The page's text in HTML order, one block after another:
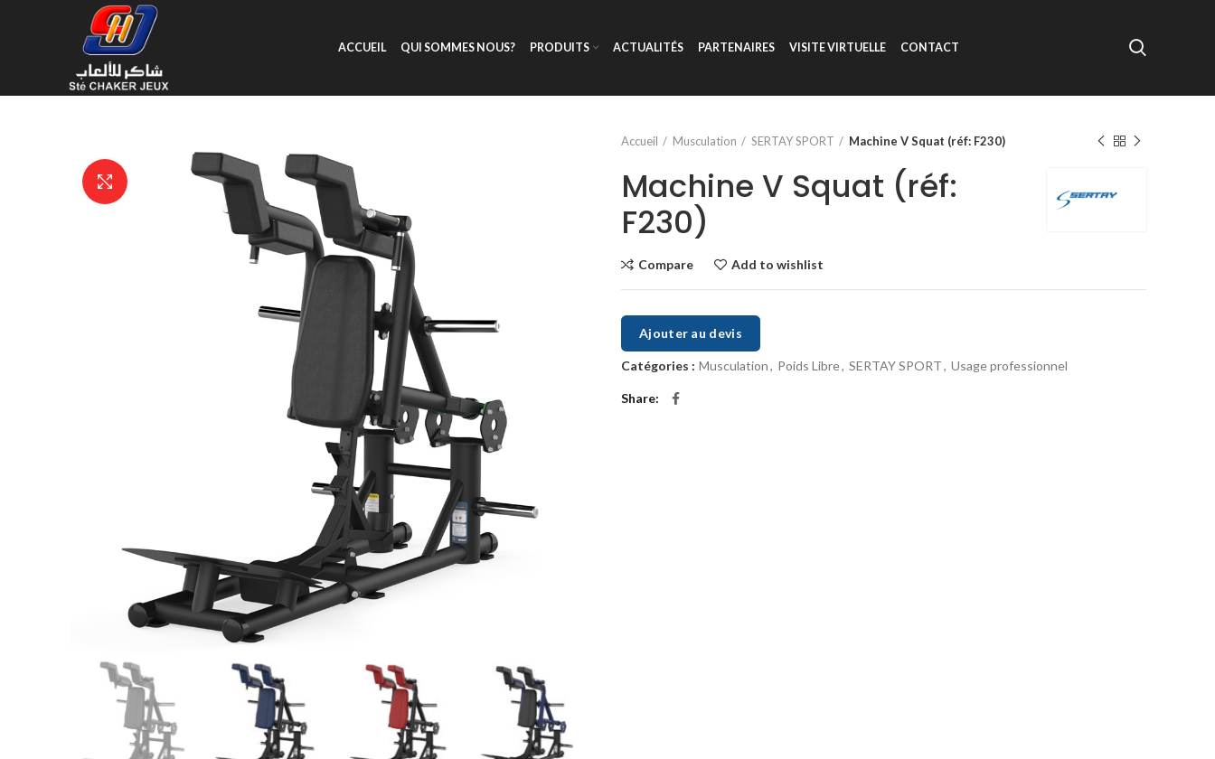
ACCUEIL QUI SOMMES NOUS? PRODUITS ACTUALITÉS PARTENAIRES VISITE VIRTUELLE CONTACT
Click to enlarge
Accueil Musculation SERTAY SPORT Machine V Squat (réf: F230)
Machine V Squat (réf:
F230)
Compare Add to wishlist
Ajouter au devis
Catégories : Musculation, Poids Libre, SERTAY SPORT, Usage professionnel
Share